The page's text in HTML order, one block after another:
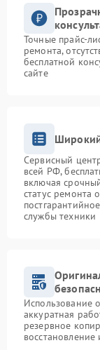
Точные прайс-
ремонта,
бесплатной
сайте
Сервисный
всей РФ,
включая
статус ремонта
службы техники
Использование
аккуратная
резервное